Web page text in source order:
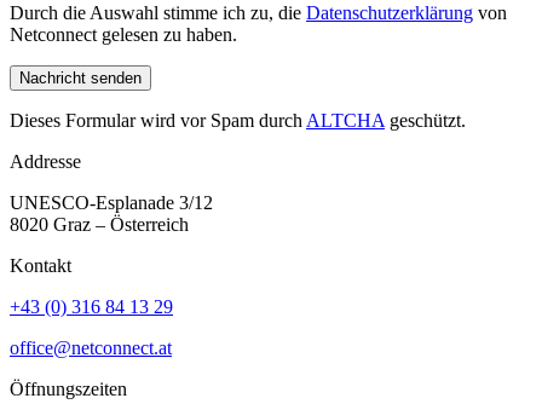
Durch die Auswahl stimme ich zu, die Datenschutzerklärung von
Netconnect gelesen zu haben.
Nachricht senden
Dieses Formular wird vor Spam durch ALTCHA geschützt.
Addresse
UNESCO-Esplanade 3/12
8020 Graz – Österreich
Kontakt
+43 (0) 316 84 13 29
office@netconnect.at
Öffnungszeiten